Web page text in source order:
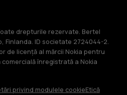
drepturile rezervate. Bertel
Finlanda. ID societate 2724044-2.
de licență al mărcii Nokia pentru
înregistrată a Nokia
privind modulele cookieEtică